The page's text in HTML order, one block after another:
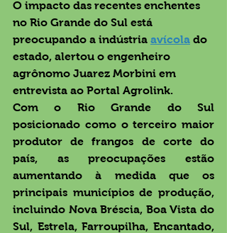
O impacto das recentes enchentes
no Rio Grande do Sul está
preocupando a indústria avícola do
estado, alertou o engenheiro
agrônomo Juarez Morbini em
entrevista ao Portal Agrolink.
Com o Rio Grande do Sul
posicionado como o terceiro maior
produtor de frangos de corte do
país, as preocupações estão
aumentando à medida que os
principais municípios de produção,
incluindo Nova Bréscia, Boa Vista do
Sul, Estrela, Farroupilha, Encantado,